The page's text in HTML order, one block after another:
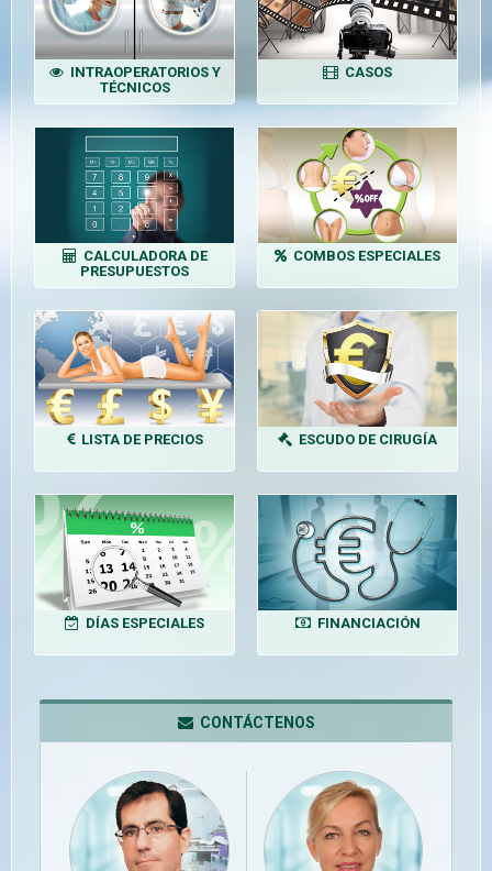
INTRAOPERATORIOS Y
TÉCNICOS
CASOS
CALCULADORA DE
PRESUPUESTOS
COMBOS ESPECIALES
LISTA DE PRECIOS ESCUDO DE CIRUGÍA
DÍAS ESPECIALES FINANCIACIÓN
CONTÁCTENOS